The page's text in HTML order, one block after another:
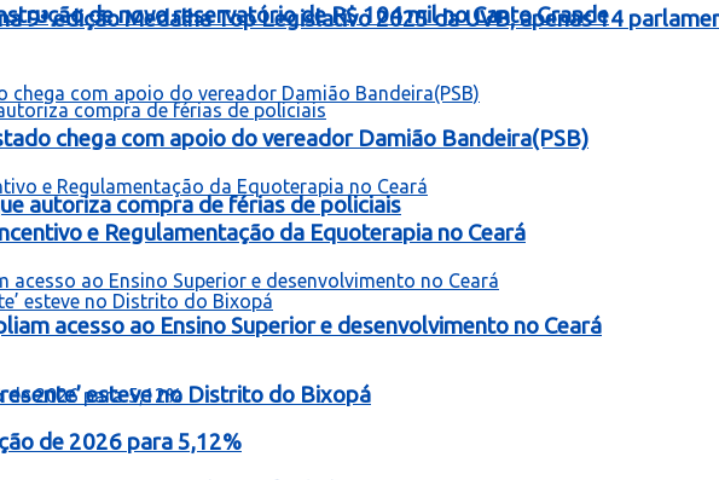
de novo reservatório de R$ 104 mil no Canto Grande
autoriza compra de férias de policiais
esteve no Distrito do Bixopá
9ª edição Medalha Top Legislativo 2025 da UVB; apenas 14
chega com apoio do vereador Damião Bandeira(PSB)
e Regulamentação da Equoterapia no Ceará
acesso ao Ensino Superior e desenvolvimento no Ceará
de 2026 para 5,12%